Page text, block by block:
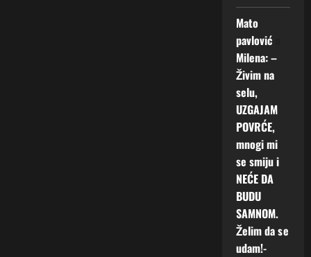
Mato
pavlović
Milena: –
Živim na
selu,
UZGAJAM
POVRĆE,
mnogi mi
se smiju i
NEĆE DA
BUDU
SAMNOM.
Želim da se
udam!-